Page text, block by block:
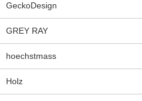
GeckoDesign
GREY RAY
hoechstmass
Holz